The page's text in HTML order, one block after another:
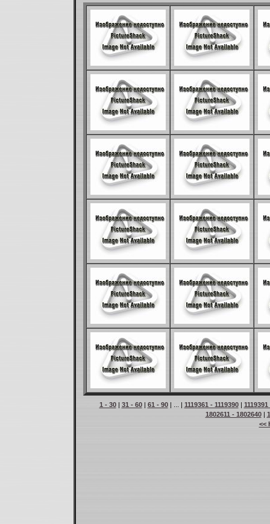
1 - 30| 31 - 60| 61 - 90| ... | 1119361 - 1119390| 1119391
1802611 - 1802640|
<<